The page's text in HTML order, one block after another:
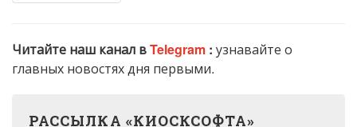
Читайте наш канал вTelegram : узнавайте о
главных новостях дня первыми.
РАССЫЛКА «КИОСКСОФТА»